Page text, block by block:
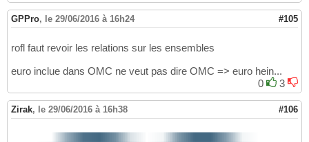
GPPro, le 29/06/2016 à 16h24 #105
rofl faut revoir les relations sur les ensembles
euro inclue dans OMC ne veut pas dire OMC => euro hein...
0
3
Zirak, le 29/06/2016 à 16h38 #106